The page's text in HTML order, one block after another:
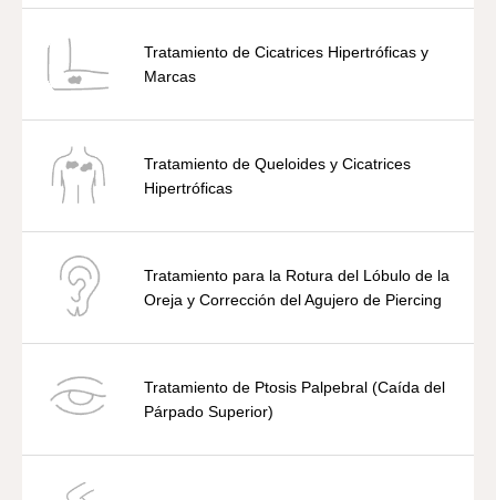
Tratamiento de Cicatrices Hipertróficas y
Marcas
Tratamiento de Queloides y Cicatrices
Hipertróficas
Tratamiento para la Rotura del Lóbulo de la
Oreja y Corrección del Agujero de Piercing
Tratamiento de Ptosis Palpebral (Caída del
Párpado Superior)